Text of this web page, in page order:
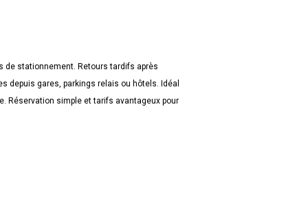
de stationnement. Retours tardifs après
depuis gares, parkings relais ou hôtels. Idéal
Réservation simple et tarifs avantageux pour